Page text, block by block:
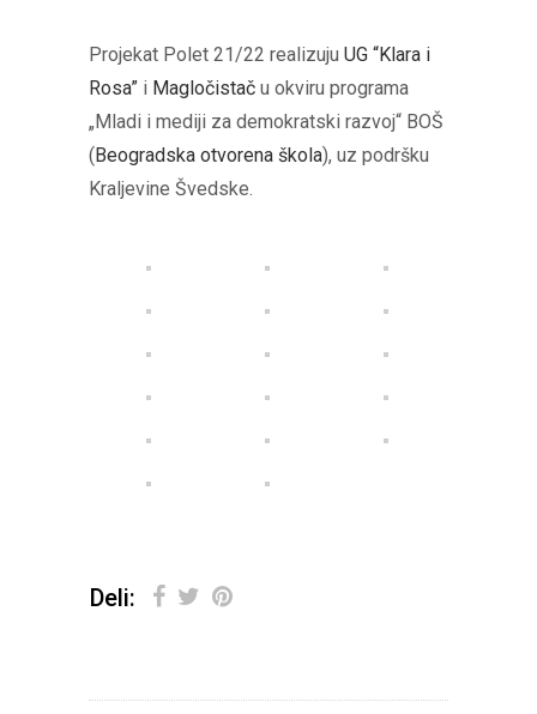
Projekat Polet 21/22 realizuju UG “Klara i
Rosa” i Magločistač u okviru programa
„Mladi i mediji za demokratski razvoj“ BOŠ
(Beogradska otvorena škola), uz podršku
Kraljevine Švedske.
Deli: